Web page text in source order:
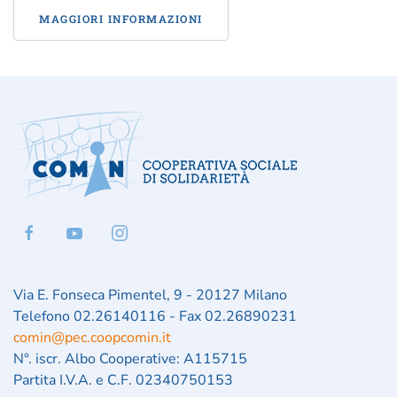
MAGGIORI INFORMAZIONI
Via E. Fonseca Pimentel, 9 - 20127 Milano
Telefono 02.26140116 - Fax 02.26890231
comin@pec.coopcomin.it
N°. iscr. Albo Cooperative: A115715
Partita I.V.A. e C.F. 02340750153